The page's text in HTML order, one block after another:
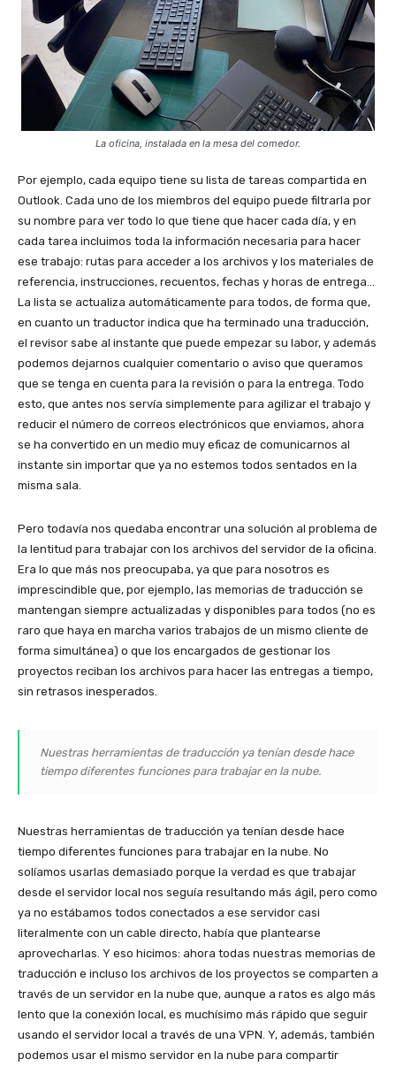
La oficina, instalada en la mesa del comedor.
Por ejemplo, cada equipo tiene su lista de tareas compartida en
Outlook. Cada uno de los miembros del equipo puede filtrarla por
su nombre para ver todo lo que tiene que hacer cada día, y en
cada tarea incluimos toda la información necesaria para hacer
ese trabajo: rutas para acceder a los archivos y los materiales de
referencia, instrucciones, recuentos, fechas y horas de entrega…
La lista se actualiza automáticamente para todos, de forma que,
en cuanto un traductor indica que ha terminado una traducción,
el revisor sabe al instante que puede empezar su labor, y además
podemos dejarnos cualquier comentario o aviso que queramos
que se tenga en cuenta para la revisión o para la entrega. Todo
esto, que antes nos servía simplemente para agilizar el trabajo y
reducir el número de correos electrónicos que enviamos, ahora
se ha convertido en un medio muy eficaz de comunicarnos al
instante sin importar que ya no estemos todos sentados en la
misma sala.
Pero todavía nos quedaba encontrar una solución al problema de
la lentitud para trabajar con los archivos del servidor de la oficina.
Era lo que más nos preocupaba, ya que para nosotros es
imprescindible que, por ejemplo, las memorias de traducción se
mantengan siempre actualizadas y disponibles para todos (no es
raro que haya en marcha varios trabajos de un mismo cliente de
forma simultánea) o que los encargados de gestionar los
proyectos reciban los archivos para hacer las entregas a tiempo,
sin retrasos inesperados.
Nuestras herramientas de traducción ya tenían desde hace
tiempo diferentes funciones para trabajar en la nube.
Nuestras herramientas de traducción ya tenían desde hace
tiempo diferentes funciones para trabajar en la nube. No
solíamos usarlas demasiado porque la verdad es que trabajar
desde el servidor local nos seguía resultando más ágil, pero como
ya no estábamos todos conectados a ese servidor casi
literalmente con un cable directo, había que plantearse
aprovecharlas. Y eso hicimos: ahora todas nuestras memorias de
traducción e incluso los archivos de los proyectos se comparten a
través de un servidor en la nube que, aunque a ratos es algo más
lento que la conexión local, es muchísimo más rápido que seguir
usando el servidor local a través de una VPN. Y, además, también
podemos usar el mismo servidor en la nube para compartir